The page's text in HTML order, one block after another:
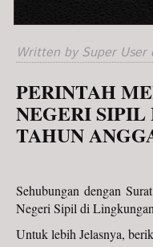
Written by Super User
PERINTAH
NEGERI
TAHUN
Sehubungan dengan
Negeri Sipil di
Untuk lebih Jelasnya,